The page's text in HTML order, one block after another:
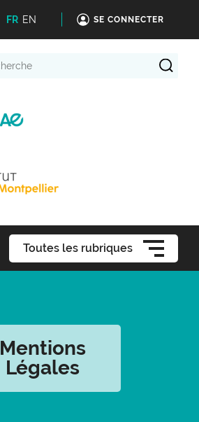
FR EN SE CONNECTER
Toutes les rubriques
Mentions
Légales